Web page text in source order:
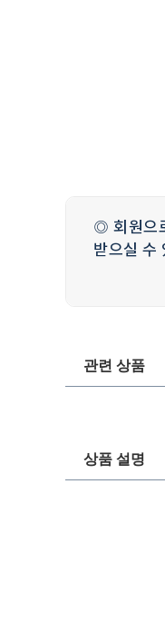
◎ 회원으
받으실 수
관련 상품
상품 설명